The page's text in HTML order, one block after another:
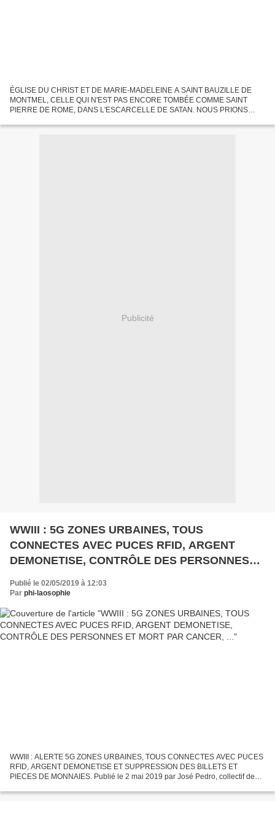
ÉGLISE DU CHRIST ET DE MARIE-MADELEINE A SAINT BAUZILLE DE
MONTMEL, CELLE QUI N'EST PAS ENCORE TOMBÉE COMME SAINT
PIERRE DE ROME, DANS L'ESCARCELLE DE SATAN. NOUS PRIONS
RUSSIE DE LA SAUVER. Publié...
Publicité
WWIII : 5G ZONES URBAINES, TOUS
CONNECTES AVEC PUCES RFID, ARGENT
DEMONETISE, CONTRÔLE DES PERSONNES
Publié le 02/05/2019 à 12:03
Par phi-laosophie
WWIII : ALERTE 5G ZONES URBAINES, TOUS CONNECTES AVEC PUCES
RFID, ARGENT DEMONETISE ET SUPPRESSION DES BILLETS ET
PIECES DE MONNAIES. Publié le 2 mai 2019 par José Pedro, collectif des
URBAINES,...